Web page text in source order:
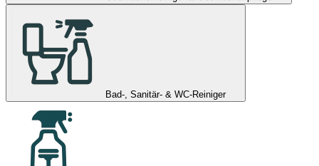
Bad-, Sanitär- & WC-Reiniger